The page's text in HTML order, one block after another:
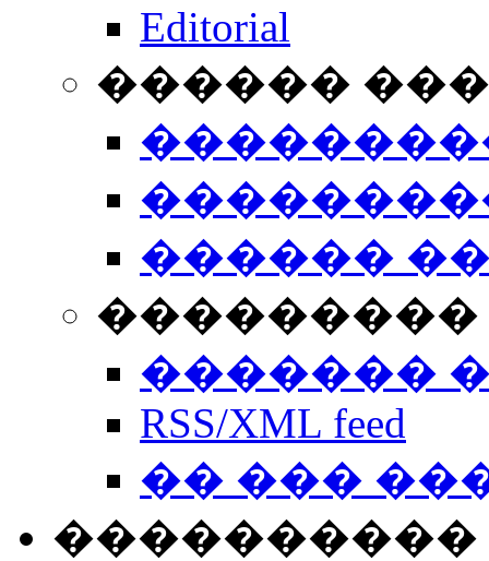
Editorial
������
������
���������
�������
RSS/XML feed
�� ���
����������